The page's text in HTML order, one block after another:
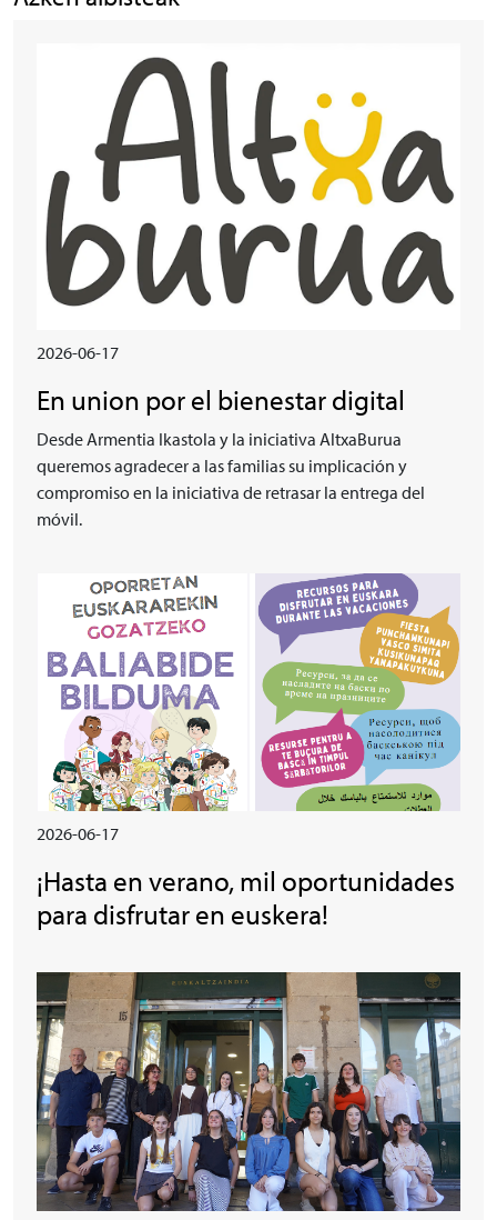
2026-06-17
En union por el bienestar digital
Desde Armentia Ikastola y la iniciativa AltxaBurua
queremos agradecer a las familias su implicación y
compromiso en la iniciativa de retrasar la entrega del
móvil.
2026-06-17
¡Hasta en verano, mil oportunidades
para disfrutar en euskera!
Irudia